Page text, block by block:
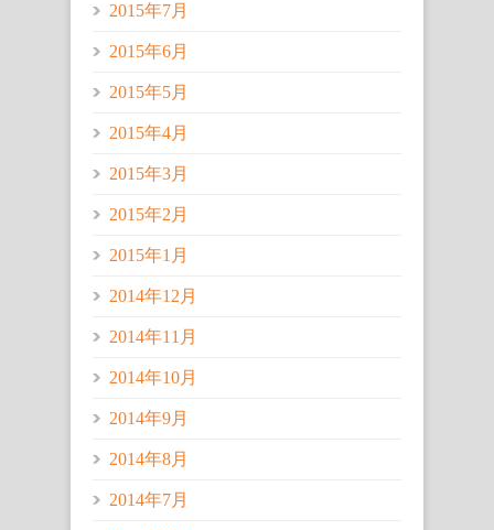
2015年7月
2015年6月
2015年5月
2015年4月
2015年3月
2015年2月
2015年1月
2014年12月
2014年11月
2014年10月
2014年9月
2014年8月
2014年7月